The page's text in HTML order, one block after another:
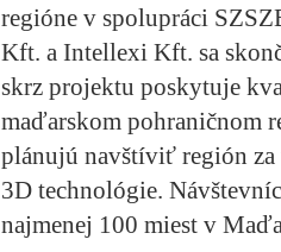
regióne v spolupráci
Kft. a Intellexi Kft. sa
skrz projektu poskytuje
maďarskom pohraničnom
plánujú navštíviť región
3D technológie.
najmenej 100 miest v